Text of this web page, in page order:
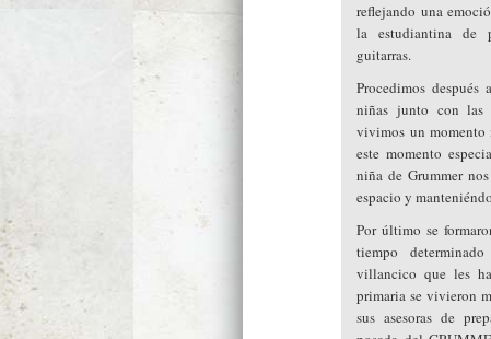
reflejando una
la estudiantina de
guitarras.
Procedimos
niñas junto con las
vivimos un
este momento
niña de Grummer
espacio y
Por último se
tiempo
villancico que les
primaria se vivieron
sus asesoras de